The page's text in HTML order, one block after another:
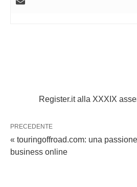
Register.it alla XXXIX
PRECEDENTE
« touringoffroad.com: una
business online